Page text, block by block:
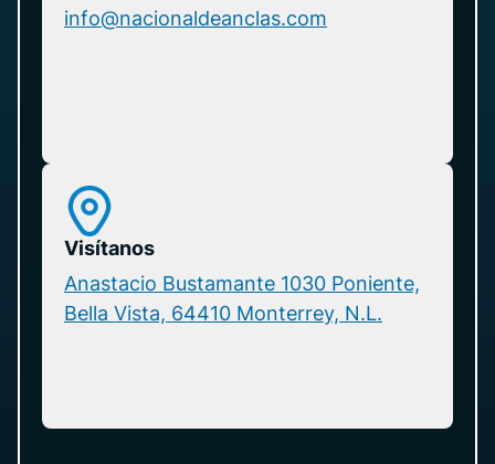
info@nacionaldeanclas.com
Visítanos
Anastacio Bustamante 1030 Poniente,
Bella Vista, 64410 Monterrey, N.L.